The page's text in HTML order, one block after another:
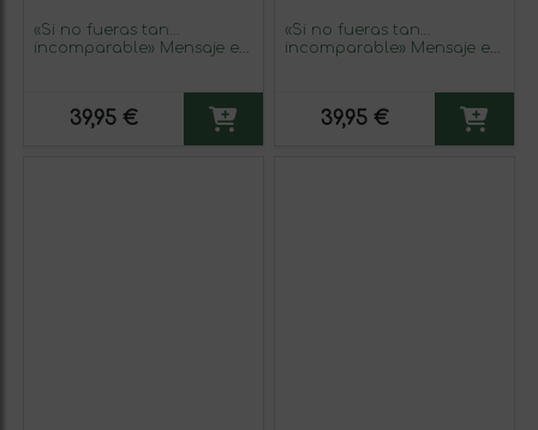
«Si no fueras tan…
incomparable» Mensaje en
39,95 €
«Si no fueras tan…
incomparable» Mensaje en
39,95 €